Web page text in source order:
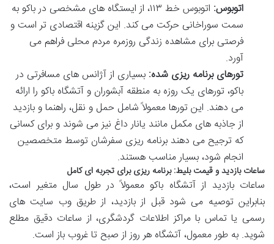
اتوبوس:
اتوبوس خط ۱۱۳، از ایستگاه های مشخصی در باکو به
سمت سوراخانی حرکت می کند. این گزینه اقتصادی تر است و
فرصتی برای مشاهده زندگی روزمره مردم محلی فراهم می
آورد.
تورهای برنامه ریزی شده: بسیاری از آژانس های مسافرتی در
باکو، تورهای یک روزه به منطقه آبشوران و آتشگاه باکو را ارائه
می دهند. این تورها معمولاً شامل حمل و نقل، راهنما و بازدید
از جاذبه های مکمل مانند یانار داغ نیز می شوند و برای کسانی
که ترجیح می دهند برنامه ریزی سفرشان توسط متخصصین
انجام شود، بسیار مناسب هستند.
ساعات بازدید و قیمت بلیط: برنامه ریزی برای تجربه ای کامل
ساعات بازدید از آتشگاه باکو معمولاً در طول سال متغیر است،
بنابراین توصیه می شود قبل از بازدید، از طریق وب سایت های
رسمی یا تماس با مراکز اطلاعات گردشگری، از ساعات دقیق مطلع
شوید. به طور معمول، آتشگاه هر روز از صبح تا غروب باز است.